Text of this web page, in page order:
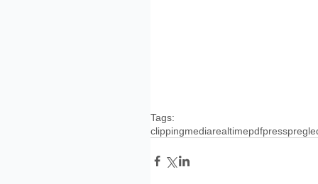
Tags:
clippingmediarealtimepdfpress